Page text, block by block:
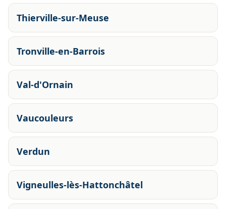
Thierville-sur-Meuse
Tronville-en-Barrois
Val-d'Ornain
Vaucouleurs
Verdun
Vigneulles-lès-Hattonchâtel